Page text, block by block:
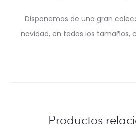
Disponemos de una gran
navidad, en todos los tamaños,
Productos